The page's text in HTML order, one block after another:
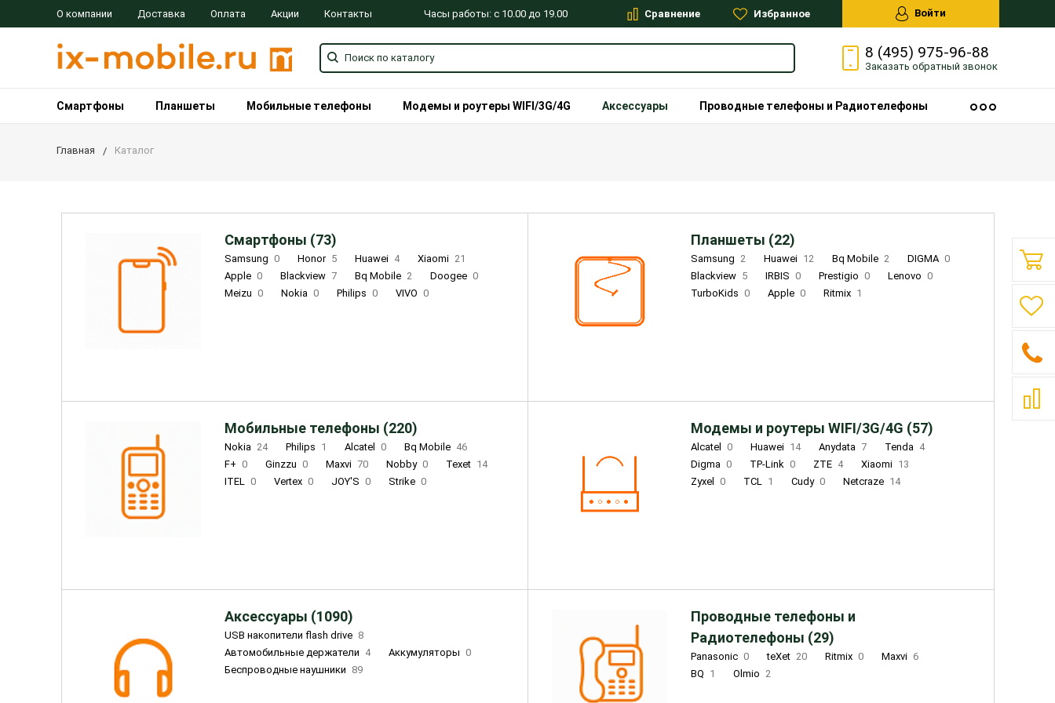
О компании Доставка Оплата Акции Контакты Часы работы: с 10.00 до 19.00 Сравнение Избранное Войти
8 (495) 975-96-88
Заказать обратный звонок
Смартфоны Планшеты Мобильные телефоны Модемы и роутеры WIFI/3G/4G Аксессуары Проводные телефоны и Радиотелефоны
Главная Каталог
Смартфоны (73)
Samsung 0 Honor 5 Huawei 4 Xiaomi 21
Apple 0 Blackview 7 Bq Mobile 2 Doogee 0
Meizu 0 Nokia 0 Philips 0 VIVO 0
Планшеты (22)
Samsung 2 Huawei 12 Bq Mobile 2 DIGMA 0
Blackview 5 IRBIS 0 Prestigio 0 Lenovo 0
TurboKids 0 Apple 0 Ritmix 1
Мобильные телефоны (220)
Nokia 24 Philips 1 Alcatel 0 Bq Mobile 46
F+ 0 Ginzzu 0 Maxvi 70 Nobby 0 Texet 14
ITEL 0 Vertex 0 JOY'S 0 Strike 0
Модемы и роутеры WIFI/3G/4G (57)
Alcatel 0 Huawei 14 Anydata 7 Tenda 4
Digma 0 TP-Link 0 ZTE 4 Xiaomi 13
Zyxel
0 TCL 1 Cudy 0 Netcraze 14
Аксессуары (1090)
USB накопители flash drive 8
Автомобильные держатели 4 Аккумуляторы 0
Беспроводные наушники 89
Проводные телефоны и
Радиотелефоны (29)
Panasonic 0 teXet 20 Ritmix 0 Maxvi 6
BQ 1 Olmio 2